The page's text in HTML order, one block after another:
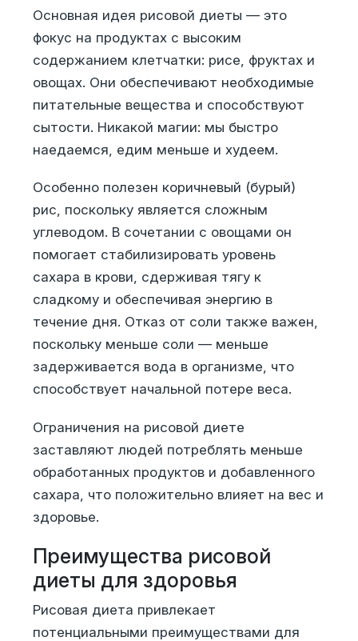
Основная идея рисовой диеты — это
фокус на продуктах с высоким
содержанием клетчатки: рисе, фруктах и
овощах. Они обеспечивают необходимые
питательные вещества и способствуют
сытости. Никакой магии: мы быстро
наедаемся, едим меньше и худеем.
Особенно полезен коричневый (бурый)
рис, поскольку является сложным
углеводом. В сочетании с овощами он
помогает стабилизировать уровень
сахара в крови, сдерживая тягу к
сладкому и обеспечивая энергию в
течение дня. Отказ от соли также важен,
поскольку меньше соли — меньше
задерживается вода в организме, что
способствует начальной потере веса.
Ограничения на рисовой диете
заставляют людей потреблять меньше
обработанных продуктов и добавленного
сахара, что положительно влияет на вес и
здоровье.
Преимущества рисовой
диеты для здоровья
Рисовая диета привлекает
потенциальными преимуществами для